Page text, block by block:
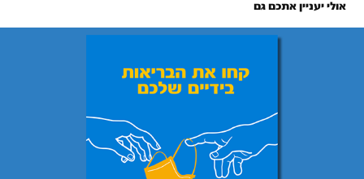
אולי יעניין אתכם גם
מאוחדת - שומרי מסך קורונה